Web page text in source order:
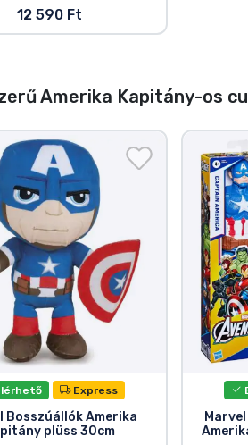
12 590 Ft
Amerika Kapitány-os
Express
Bosszúállók Amerika
plüss 30cm